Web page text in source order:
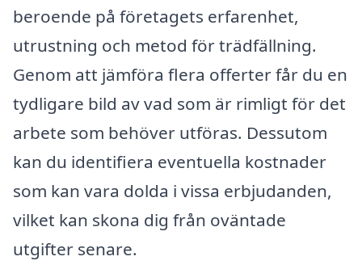
beroende på företagets erfarenhet,
utrustning och metod för trädfällning.
Genom att jämföra flera offerter får du en
tydligare bild av vad som är rimligt för det
arbete som behöver utföras. Dessutom
kan du identifiera eventuella kostnader
som kan vara dolda i vissa erbjudanden,
vilket kan skona dig från oväntade
utgifter senare.